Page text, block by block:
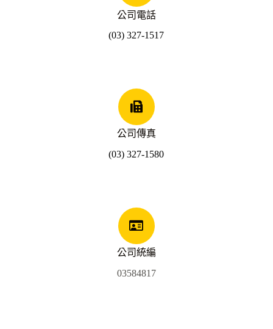
公司電話
(03) 327-1517
公司傳真
(03) 327-1580
公司統編
03584817